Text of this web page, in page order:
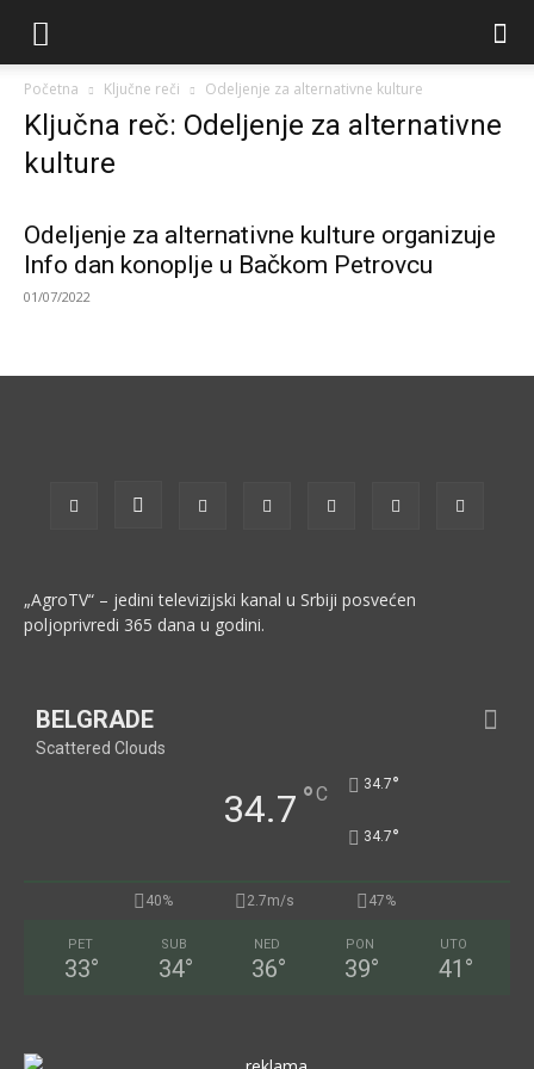
Početna Ključne reči Odeljenje za alternativne kulture
Ključna reč: Odeljenje za alternativne
kulture
Odeljenje za alternativne kulture organizuje
Info dan konoplje u Bačkom Petrovcu
01/07/2022
„AgroTV“ – jedini televizijski kanal u Srbiji posvećen
poljoprivredi 365 dana u godini.
BELGRADE
Scattered Clouds
34.7 °C 34.7°
34.7°
40% 2.7m/s 47%
PET
33°
SUB
34°
NED
36°
PON
39°
UTO
41 °